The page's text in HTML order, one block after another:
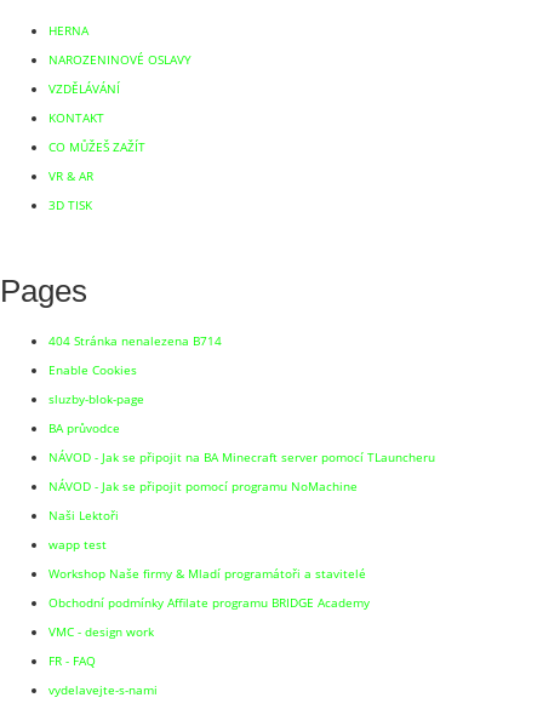
HERNA
NAROZENINOVÉ OSLAVY
VZDĚLÁVÁNÍ
KONTAKT
CO MŮŽEŠ ZAŽÍT
VR & AR
3D TISK
Pages
404 Stránka nenalezena B714
Enable Cookies
sluzby-blok-page
BA průvodce
NÁVOD - Jak se připojit na BA Minecraft server pomocí TLauncheru
NÁVOD - Jak se připojit pomocí programu NoMachine
Naši Lektoři
wapp test
Workshop Naše firmy & Mladí programátoři a stavitelé
Obchodní podmínky Affilate programu BRIDGE Academy
VMC - design work
FR - FAQ
vydelavejte-s-nami